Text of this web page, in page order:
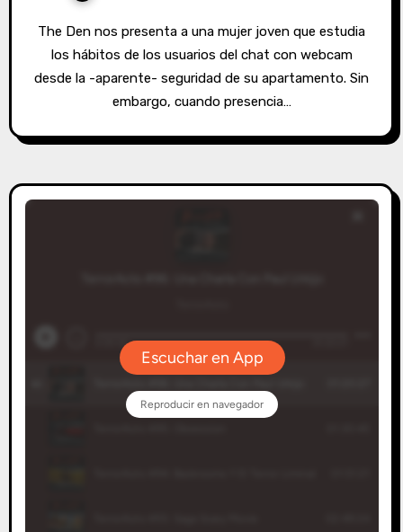
The Den nos presenta a una mujer joven que estudia
los hábitos de los usuarios del chat con webcam
desde la -aparente- seguridad de su apartamento. Sin
embargo, cuando presencia…